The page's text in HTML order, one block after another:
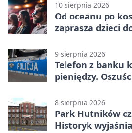
10 sierpnia 2026
Od oceanu po
zaprasza dzieci
9 sierpnia 2026
Telefon z banku
pieniędzy.
8 sierpnia 2026
Park Hutników
Historyk